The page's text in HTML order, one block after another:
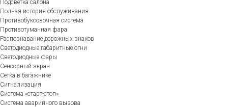
Подсветка салона
Полная история обслуживания
Противобуксовочная система
Противотуманная фара
Распознавание дорожных знаков
Светодиодные габаритные огни
Светодиодные фары
Сенсорный экран
Сетка в багажнике
Сигнализация
Система «старт-стоп»
Система аварийного вызова